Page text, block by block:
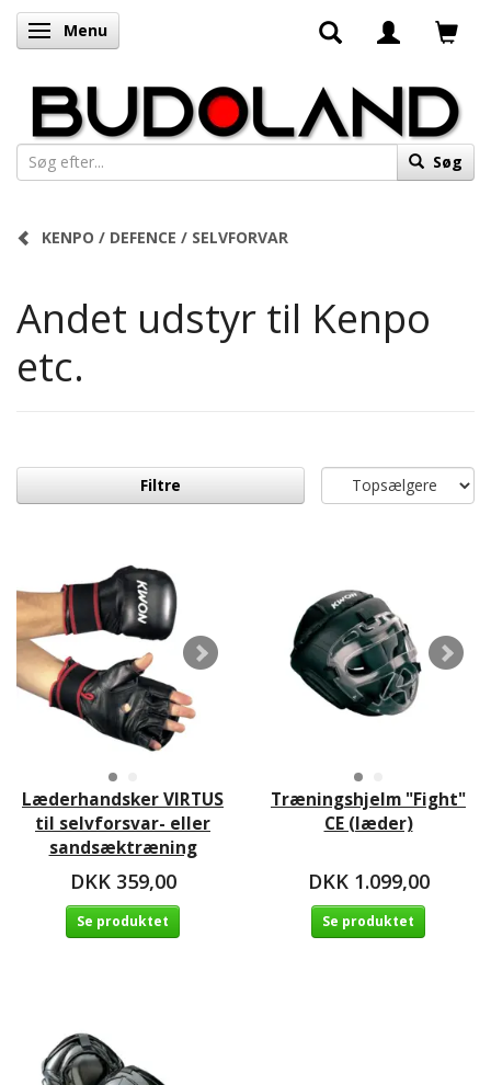
Skifte navigation
Menu
Søg
KENPO / DEFENCE / SELVFORVAR
Andet udstyr til Kenpo
etc.
Filtre
Læderhandsker VIRTUS
til selvforsvar- eller
sandsæktræning
DKK 359,00
Se produktet
Træningshjelm "Fight"
CE (læder)
DKK 1.099,00
Se produktet